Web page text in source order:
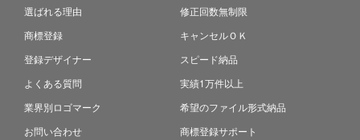
選ばれる理由
商標登録
登録デザイナー
よくある質問
業界別ロゴマーク
お問い合わせ
修正回数無制限
キャンセルＯＫ
スピード納品
実績1万件以上
希望のファイル形式納品
商標登録サポート